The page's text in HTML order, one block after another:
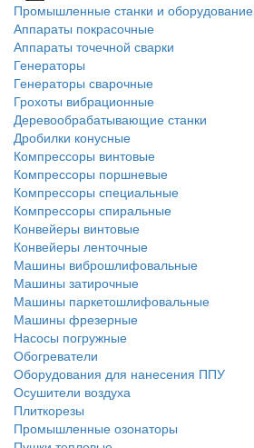
Промышленные станки и оборудование
Аппараты покрасочные
Аппараты точечной сварки
Генераторы
Генераторы сварочные
Грохоты вибрационные
Деревообрабатывающие станки
Дробилки конусные
Компрессоры винтовые
Компрессоры поршневые
Компрессоры специальные
Компрессоры спиральные
Конвейеры винтовые
Конвейеры ленточные
Машины виброшлифовальные
Машины затирочные
Машины паркетошлифовальные
Машины фрезерные
Насосы погружные
Обогреватели
Оборудования для нанесения ППУ
Осушители воздуха
Плиткорезы
Промышленные озонаторы